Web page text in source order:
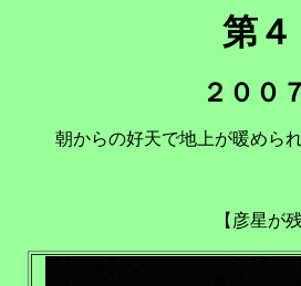
第
２００
朝からの好天で地上が暖めら
【彦星が